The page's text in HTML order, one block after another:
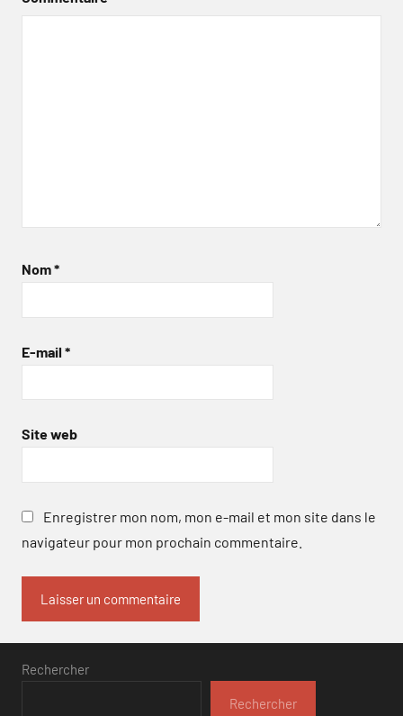
Nom*
E-mail *
Site web
Enregistrer mon nom, mon e-mail et mon site dans le
navigateur pour mon prochain commentaire.
Rechercher
Rechercher